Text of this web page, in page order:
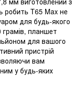
робить T65 Max не
для будь-якого
планшет
для вашого
пристрій
вам
у будь-яких